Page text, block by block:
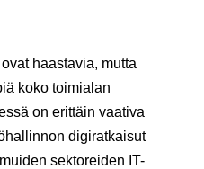
haastavia, mutta
koko toimialan
on erittäin vaativa
digiratkaisut
sektoreiden IT-